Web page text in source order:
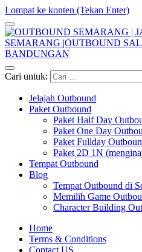
Lompat ke konten (Tekan Enter)
OUTBOUND SEMARANG |
|OUTBOUND SALATIGA |
Jasa Paket Outbound Semarang
Cari untuk:
Jelajah Outbound
Paket Outbound
Paket Half Day
Paket One Day
Paket Fullday
Paket 2D 1N
Tempat Outbound
Blog
Tempat Outbound di
Memilih Game
Character Building
Home
Terms & Conditions
Contact US